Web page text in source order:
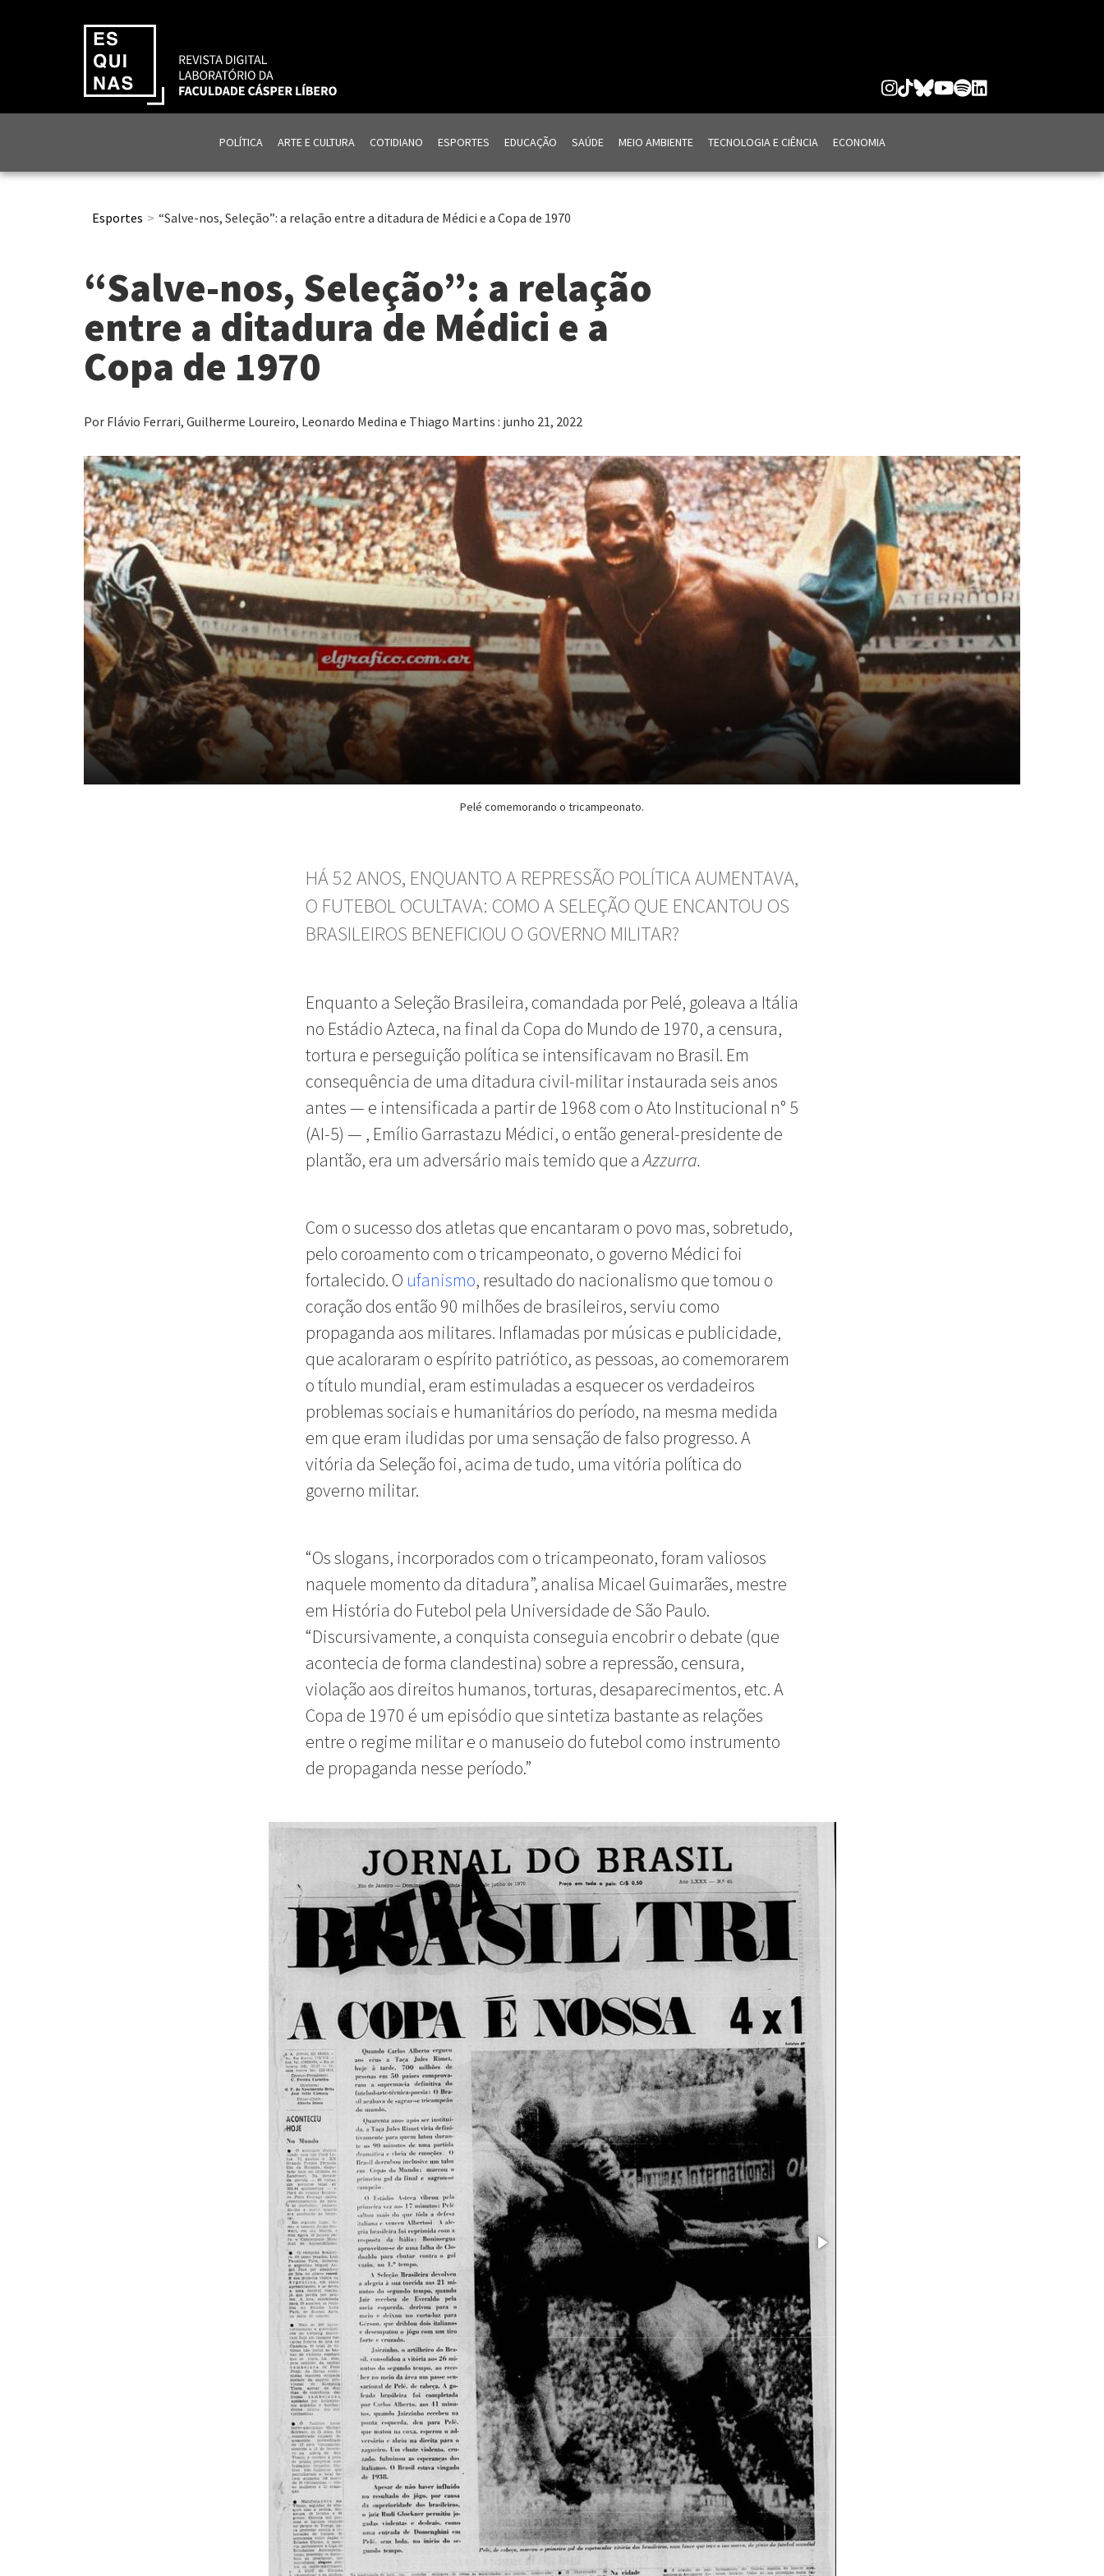
POLÍTICA ARTE E CULTURA COTIDIANO ESPORTES EDUCAÇÃO SAÚDE MEIO AMBIENTE TECNOLOGIA E CIÊNCIA ECONOMIA
Esportes “Salve-nos, Seleção”: a relação entre a ditadura de Médici e a Copa de 1970
“Salve-nos, Seleção”: a relação
entre a ditadura de Médici e a
Copa de 1970
Por Flávio Ferrari, Guilherme Loureiro, Leonardo Medina e Thiago Martins : junho 21, 2022
Pelé comemorando o tricampeonato.
HÁ 52 ANOS, ENQUANTO A REPRESSÃO POLÍTICA AUMENTAVA,
O FUTEBOL OCULTAVA: COMO A SELEÇÃO QUE ENCANTOU OS
BRASILEIROS BENEFICIOU O GOVERNO MILITAR?
Enquanto a Seleção Brasileira, comandada por Pelé, goleava a Itália
no Estádio Azteca, na final da Copa do Mundo de 1970, a censura,
tortura e perseguição política se intensificavam no Brasil. Em
consequência de uma ditadura civil-militar instaurada seis anos
antes — e intensificada a partir de 1968 com o Ato Institucional n° 5
(AI-5) — , Emílio Garrastazu Médici, o então general-presidente de
plantão, era um adversário mais temido que aAzzurra.
Com o sucesso dos atletas que encantaram o povo mas, sobretudo,
pelo coroamento com o tricampeonato, o governo Médici foi
fortalecido. O ufanismo, resultado do nacionalismo que tomou o
coração dos então 90 milhões de brasileiros, serviu como
propaganda aos militares. Inflamadas por músicas e publicidade,
que acaloraram o espírito patriótico, as pessoas, ao comemorarem
o título mundial, eram estimuladas a esquecer os verdadeiros
problemas sociais e humanitários do período, na mesma medida
em que eram iludidas por uma sensação de falso progresso. A
vitória da Seleção foi, acima de tudo, uma vitória política do
governo militar.
“Os slogans, incorporados com o tricampeonato, foram valiosos
naquele momento da ditadura”, analisa Micael Guimarães, mestre
em História do Futebol pela Universidade de São Paulo.
“Discursivamente, a conquista conseguia encobrir o debate (que
acontecia de forma clandestina) sobre a repressão, censura,
violação aos direitos humanos, torturas, desaparecimentos, etc. A
Copa de 1970 é um episódio que sintetiza bastante as relações
entre o regime militar e o manuseio do futebol como instrumento
de propaganda nesse período.”